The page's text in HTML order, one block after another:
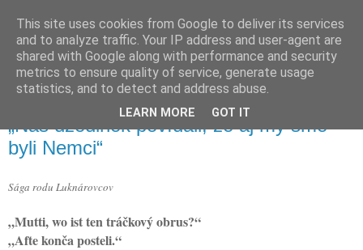
Ján Luknár
člen račan.sk
„Náš dzedinek povídali, že aj my sme
byli Nemci“
Sága rodu Luknárovcov
„Mutti, wo ist ten tráčkový obrus?“
„Afte konča posteli.“
This site uses cookies from Google to deliver its services
and to analyze traffic. Your IP address and user-agent are
shared with Google along with performance and security
metrics to ensure quality of service, generate usage
statistics, and to detect and address abuse.
LEARN MORE GOT IT